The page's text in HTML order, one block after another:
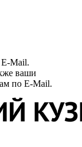
Mail.
ваши
по E-Mail.